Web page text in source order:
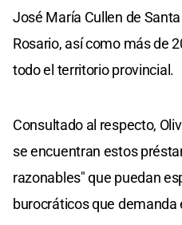
José María Cullen de
Rosario, así como más de
todo el territorio provincial.
Consultado al respecto,
se encuentran estos
razonables" que puedan
burocráticos que demanda